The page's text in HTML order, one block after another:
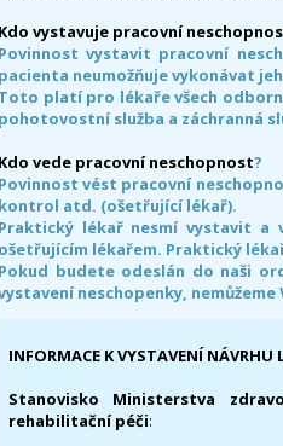
Kdo vystavuje pracovní
Povinnost vystavit pracovní
pacienta neumožňuje vykonávat
Toto platí pro lékaře všech
pohotovostní služba a záchranná
Kdo vede pracovní neschopnost?
Povinnost vést pracovní
kontrol atd. (ošetřující lékař).
Praktický lékař nesmí vystavit a
ošetřujícím lékařem. Praktický
Pokud budete odeslán do naši
neschopenky, nemůžeme
INFORMACE K VYSTAVENÍ NÁVRHU
Stanovisko Ministerstva
rehabilitační péči: